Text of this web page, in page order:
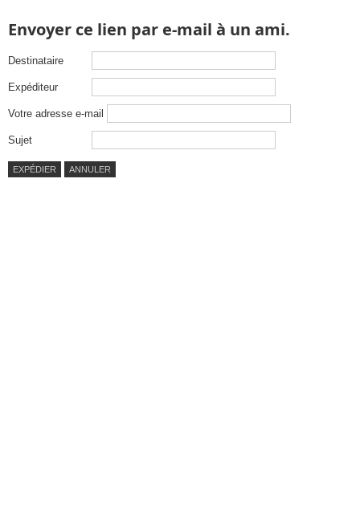
Envoyer ce lien par e-mail à un ami.
Destinataire
Expéditeur
Votre adresse e-mail
Sujet
EXPÉDIER ANNULER